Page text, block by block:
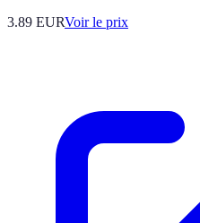
3.89 EURVoir le prix